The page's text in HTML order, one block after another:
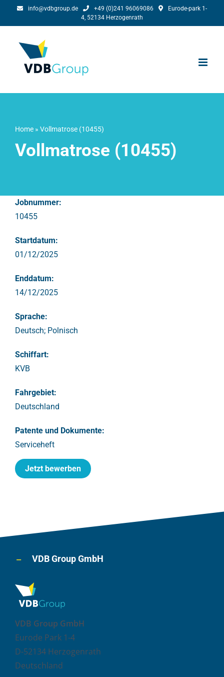
info@vdbgroup.de +49 (0)241 96069086
Eurode-park 1-
4, 52134 Herzogenrath
Home» Vollmatrose (10455)
Vollmatrose (10455)
Jobnummer:
10455
Startdatum:
01/12/2025
Enddatum:
14/12/2025
Sprache:
Deutsch; Polnisch
Schiffart:
KVB
Fahrgebiet:
Deutschland
Patente und Dokumente:
Serviceheft
Jetzt bewerben
VDB Group GmbH
VDB Group GmbH
Eurode Park 1-4
D-52134 Herzogenrath
Deutschland